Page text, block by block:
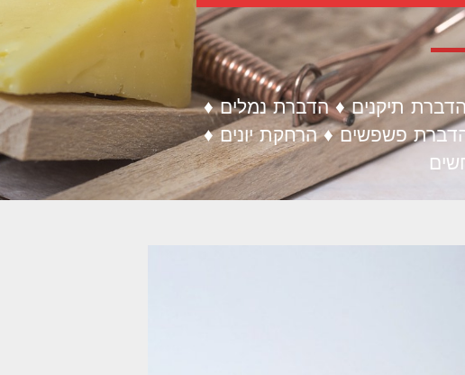
תיקנים ♦ הדברת נמלים ♦
פשפשים ♦ הרחקת יונים ♦